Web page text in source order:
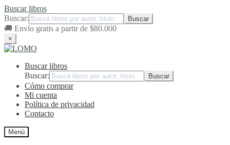
Buscar libros
Buscar:
🚚 Envío gratis a partir de $80.000
×
Ir
navegación
Ir
contenidoBuscar libros
Buscar:
Cómo comprar
Mi cuenta
Política de privacidad
Contacto
Menú